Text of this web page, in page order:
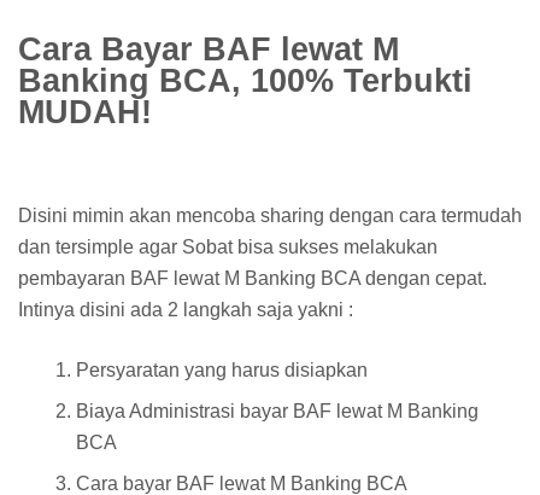
Cara Bayar BAF lewat M
Banking BCA, 100% Terbukti
MUDAH!
Disini mimin akan mencoba sharing dengan cara termudah
dan tersimple agar Sobat bisa sukses melakukan
pembayaran BAF lewat M Banking BCA dengan cepat.
Intinya disini ada 2 langkah saja yakni :
Persyaratan yang harus disiapkan
Biaya Administrasi bayar BAF lewat M Banking
BCA
Cara bayar BAF lewat M Banking BCA